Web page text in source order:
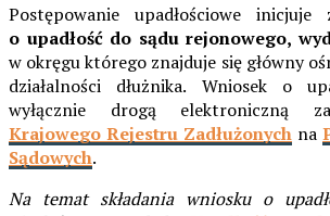
Postępowanie upadłościowe inicjuje
o upadłość do sądu rejonowego,
w okręgu którego znajduje się główny
działalności dłużnika. Wniosek o
wyłącznie drogą elektroniczną
Krajowego Rejestru Zadłużonych na
Sądowych.
Na temat składania wniosku o